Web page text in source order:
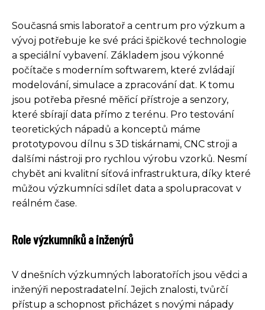
Současná smis laboratoř a centrum pro výzkum a
vývoj potřebuje ke své práci špičkové technologie
a speciální vybavení. Základem jsou výkonné
počítače s moderním softwarem, které zvládají
modelování, simulace a zpracování dat. K tomu
jsou potřeba přesné měřicí přístroje a senzory,
které sbírají data přímo z terénu. Pro testování
teoretických nápadů a konceptů máme
prototypovou dílnu s 3D tiskárnami, CNC stroji a
dalšími nástroji pro rychlou výrobu vzorků. Nesmí
chybět ani kvalitní síťová infrastruktura, díky které
můžou výzkumníci sdílet data a spolupracovat v
reálném čase.
Role výzkumníků a inženýrů
V dnešních výzkumných laboratořích jsou vědci a
inženýři nepostradatelní. Jejich znalosti, tvůrčí
přístup a schopnost přicházet s novými nápady